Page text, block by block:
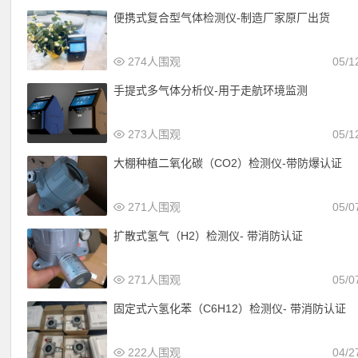
便携式复合型气体检测仪-制造厂家原厂出货
05/
274人围观
手提式多气体分析仪-用于走航环境监测
05/
273人围观
大棚种植二氧化碳（CO2）检测仪-带防爆认证
05/
271人围观
扩散式氢气（H2）检测仪- 带消防认证
05/
271人围观
固定式六氢化苯（C6H12）检测仪- 带消防认证
04/
222人围观